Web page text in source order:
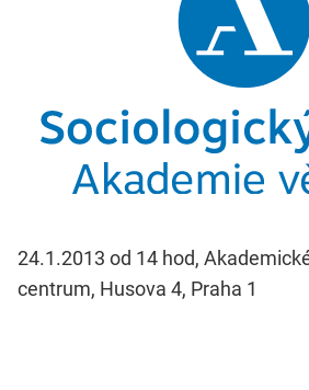
24.1.2013 od 14 hod,
centrum, Husova 4, Praha 1